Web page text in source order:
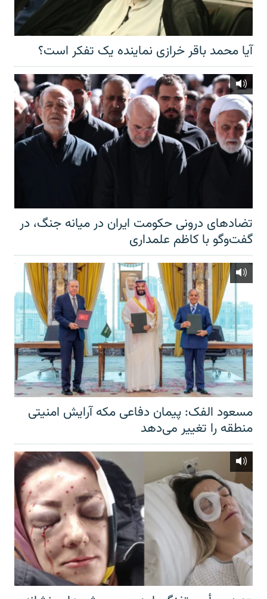
آیا محمد باقر خرازی نماینده یک تفکر است؟
تضادهای درونی حکومت ایران در میانه جنگ، در
گفت‌‌وگو با کاظم علمداری
مسعود الفک: پیمان دفاعی مکه آرایش امنیتی
منطقه را تغییر می‌دهد